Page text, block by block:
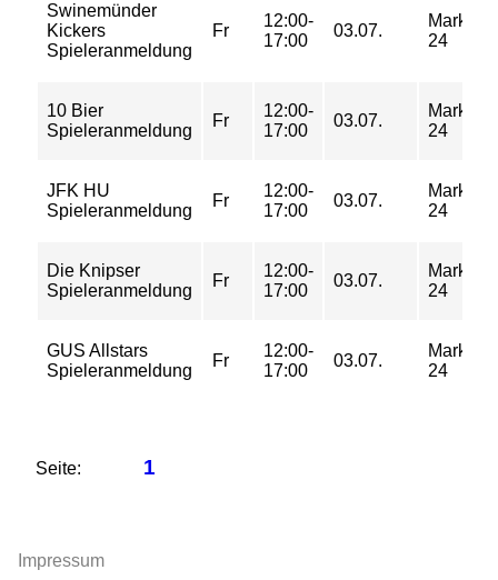
Swinemünder
Kickers
Spieleranmeldung
Fr
12:00-
17:00
03.07.
24
10 Bier
Spieleranmeldung
Fr
12:00-
17:00
03.07.
24
JFK HU
Spieleranmeldung
Fr
12:00-
17:00
03.07.
24
Die Knipser
Spieleranmeldung
Fr
12:00-
17:00
03.07.
24
GUS Allstars
Spieleranmeldung
Fr
12:00-
17:00
03.07.
24
Seite: 1
Impressum